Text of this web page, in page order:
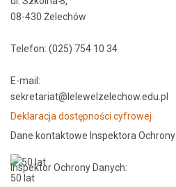
50 lat
08-430 Żelechów
Telefon: (025) 754 10 34
E-mail:
sekretariat@lelewelzelechow.edu.pl
Deklaracja dostępności cyfrowej
Dane kontaktowe Inspektora
Inspektor Ochrony Danych: